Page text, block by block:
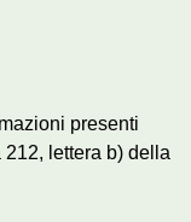
presenti
lettera b) della